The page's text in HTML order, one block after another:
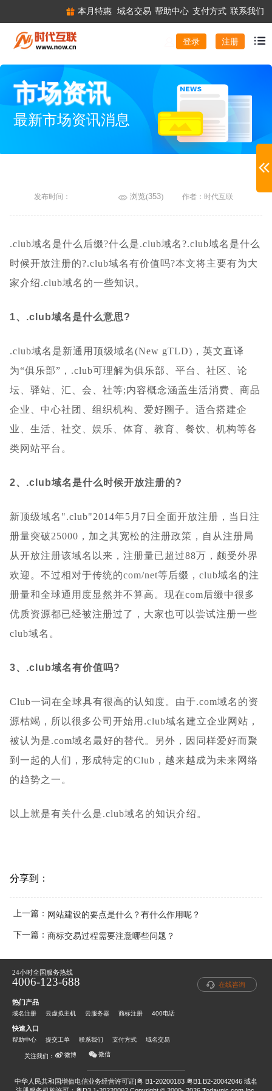
本月特惠 域名交易 帮助中心 支付方式 联系我们
登录 注册
市场资讯
最新市场资讯消息
发布时间： 浏览(353) 作者：时代互联
.club域名是什么后缀?什么是.club域名?.club域名是什么
时候开放注册的?.club域名有价值吗?本文将主要有为大
家介绍.club域名的一些知识。
1、.club域名是什么意思?
.club域名是新通用顶级域名(New gTLD)，英文直译
为“俱乐部”，.club可理解为俱乐部、平台、社区、论
坛、驿站、汇、会、社等;内容概念涵盖生活消费、商品
企业、中心社团、组织机构、爱好圈子。适合搭建企
业、生活、社交、娱乐、体育、教育、餐饮、机构等各
类网站平台。
2、.club域名是什么时候开放注册的?
新顶级域名".club"2014年5月7日全面开放注册，当日注
册量突破25000，加之其宽松的注册政策，自从注册局
从开放注册该域名以来，注册量已超过88万，颇受外界
欢迎。不过相对于传统的com/net等后缀，club域名的注
册量和全球通用度显然并不算高。现在com后缀中很多
优质资源都已经被注册过了，大家也可以尝试注册一些
club域名。
3、.club域名有价值吗?
Club一词在全球具有很高的认知度。由于.com域名的资
源枯竭，所以很多公司开始用.club域名建立企业网站，
被认为是.com域名最好的替代。另外，因同样爱好而聚
到一起的人们，形成特定的Club，越来越成为未来网络
的趋势之一。
以上就是有关什么是.club域名的知识介绍。
分享到：
上一篇： 网站建设的要点是什么？有什么作用呢？
下一篇：商标交易过程需要注意哪些问题？
24小时全国服务热线
4006-123-688 在线咨询
热门产品
域名注册 云虚拟主机 云服务器 商标注册 400电话
快速入口
帮助中心 提交工单 联系我们 支付方式 域名交易
关注我们： 微博 微信
中华人民共和国增值电信业务经营许可证|粤 B1-20200183 粤B1.B2-20042046 域名